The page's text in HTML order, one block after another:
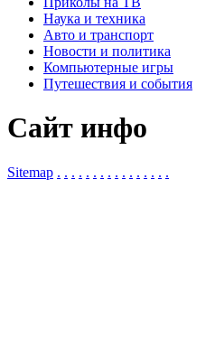
Наука и техника
Авто и транспорт
Новости и политика
Компьютерные игры
Путешествия и события
Сайт инфо
Sitemap . . . . . . . . . . . . . . . .